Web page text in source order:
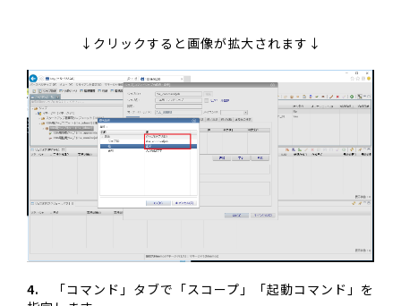
↓クリックすると画像が拡大されます↓
4. 「コマンド」タブで「スコープ」「起動コマンド」を